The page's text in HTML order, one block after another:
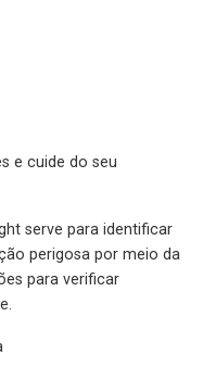
e cuide do seu
serve para identificar
perigosa por meio da
para verificar